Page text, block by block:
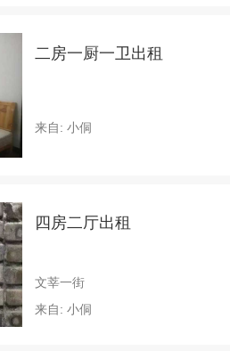
二房一厨一卫出租
来自: 小侗
四房二厅出租
文莘一街
来自: 小侗